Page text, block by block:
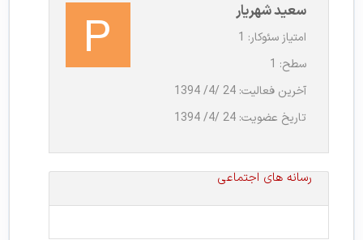
سعید شهریار
امتیاز سئوکار: 1
سطح: 1
آخرین فعالیت: 24 /4/ 1394
تاریخ عضویت: 24 /4/ 1394
رسانه های اجتماعی